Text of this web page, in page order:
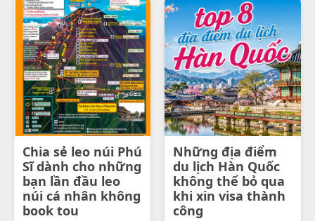
Chia sẻ leo núi Phú
Sĩ dành cho những
bạn lần đầu leo
núi cá nhân không
book tou
Những địa điểm
du lịch Hàn Quốc
không thể bỏ qua
khi xin visa thành
công